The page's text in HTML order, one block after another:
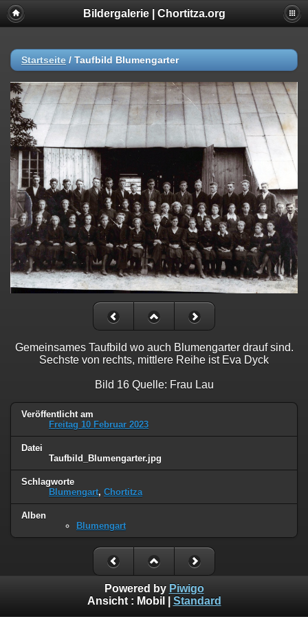
Bildergalerie | Chortitza.org
Startseite / Taufbild Blumengarter
Gemeinsames Taufbild wo auch Blumengarter drauf sind.
Sechste von rechts, mittlere Reihe ist Eva Dyck
Bild 16 Quelle: Frau Lau
Veröffentlicht am
Freitag 10 Februar 2023
Datei
Taufbild_Blumengarter.jpg
Schlagworte
Blumengart, Chortitza
Alben
Blumengart
Powered by Piwigo
Ansicht : Mobil Standard